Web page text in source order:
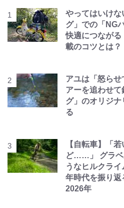
やってはいけ
グ」での「NG
快適につなが
載のコツとは？
アユは「怒ら
アーを追わせ
グ」のオリジ
る
【自転車】「
ど……」 グラベ
うなヒルクラ
年時代を振り
2026年